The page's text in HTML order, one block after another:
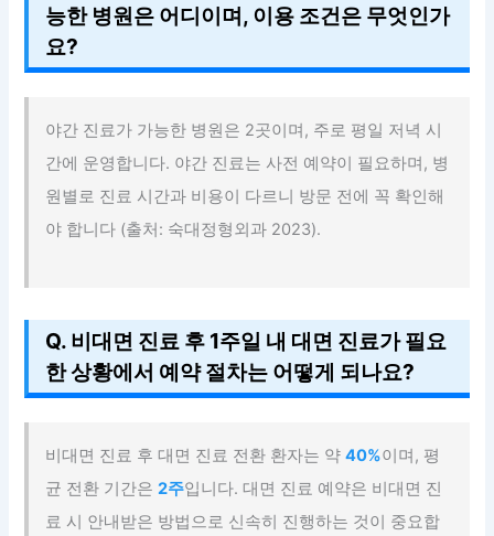
능한 병원은 어디이며, 이용 조건은 무엇인가
요?
야간 진료가 가능한 병원은 2곳이며, 주로 평일 저녁 시
간에 운영합니다. 야간 진료는 사전 예약이 필요하며, 병
원별로 진료 시간과 비용이 다르니 방문 전에 꼭 확인해
야 합니다 (출처: 숙대정형외과 2023).
Q. 비대면 진료 후 1주일 내 대면 진료가 필요
한 상황에서 예약 절차는 어떻게 되나요?
비대면 진료 후 대면 진료 전환 환자는 약40%이며, 평
균 전환 기간은2주입니다. 대면 진료 예약은 비대면 진
료 시 안내받은 방법으로 신속히 진행하는 것이 중요합